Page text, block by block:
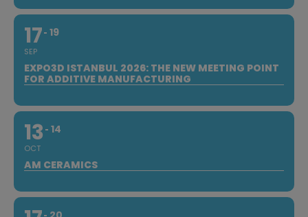
17
SEP
19
EXPO3D ISTANBUL 2026: THE NEW MEETING POINT
FOR ADDITIVE MANUFACTURING
13
OCT
14
AM CERAMICS